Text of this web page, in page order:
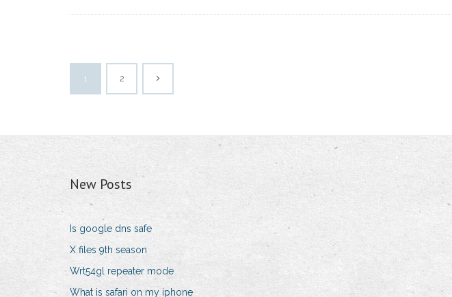
1 2
New Posts
Is google dns safe
X files 9th season
Wrt54gl repeater mode
What is safari on my iphone